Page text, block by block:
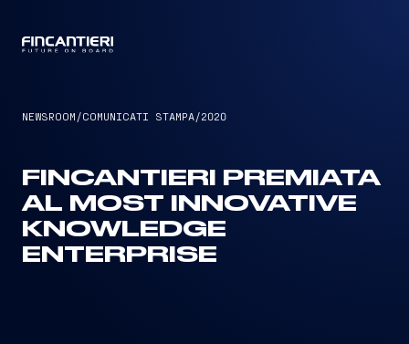
NEWSROOM /COMUNICATI STAMPA/2020
FINCANTIERI PREMIATA
AL MOST INNOVATIVE
KNOWLEDGE
ENTERPRISE